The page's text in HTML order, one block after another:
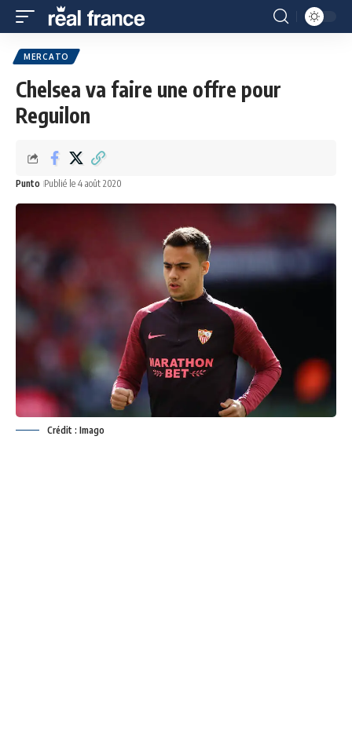
MERCATO
Chelsea va faire une offre pour
Reguilon
Punto Publié le 4 août 2020
Crédit : Imago